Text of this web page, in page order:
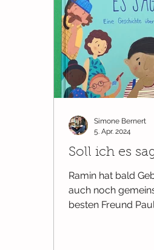
Soll ich es
Ramin hat bald
auch noch
besten Freund
Simone Bernert
5. Apr. 2024